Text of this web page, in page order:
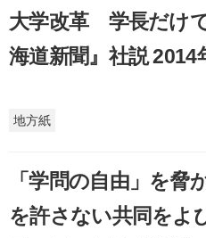
大学改革 学長だけ
海道新聞』社説 2014
地方紙
「学問の自由」を脅
を許さない共同をよ